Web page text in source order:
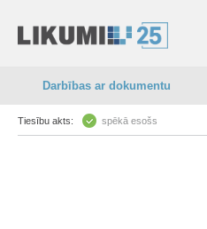
Darbības ar dokumentu
Tiesību akts: spēkā esošs